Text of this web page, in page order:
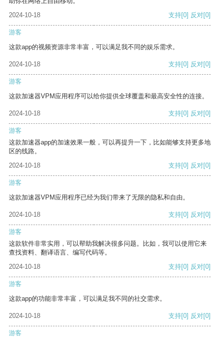
2024-10-18
支持[0] 反对[0]
游客
这款app的视频资源非常丰富，可以满足我不同的娱乐需求。
2024-10-18 支持[0] 反对[0]
游客
这款加速器VPM应用程序可以给你提供全球覆盖和最高安全性的连接。
2024-10-18 支持[0] 反对[0]
游客
这款加速器app的加速效果一般，可以再提升一下，比如能够支持更多地
区的线路。
2024-10-18
支持[0] 反对[0]
游客
这款加速器VPM应用程序已经为我们带来了无限的隐私和自由。
2024-10-18 支持[0] 反对[0]
游客
这款软件非常实用，可以帮助我解决很多问题。比如，我可以使用它来
查找资料、翻译语言、编写代码等。
2024-10-18
支持[0] 反对[0]
游客
这款app的功能非常丰富，可以满足我不同的社交需求。
2024-10-18 支持[0] 反对[0]
游客